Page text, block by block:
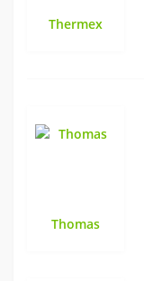
Thermex
Thomas